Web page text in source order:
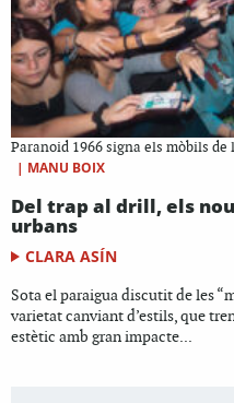
Paranoid 1966 signa els mòbils de
| MANU BOIX
Del trap al drill, els
urbans
CLARA ASÍN
Sota el paraigua discutit de les
varietat canviant d’estils, que
estètic amb gran impacte...